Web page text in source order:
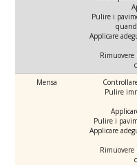
Pulire i
Applicare
Mensa
Pulire
Pulire i
Applicare